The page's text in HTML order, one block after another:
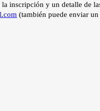
inscripción y un detalle de
(también puede enviar